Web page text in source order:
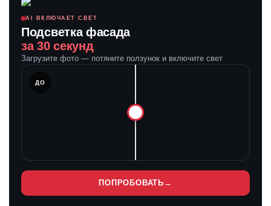
AI ВКЛЮЧАЕТ СВЕТ
Подсветка фасада
за 30 секунд
Загрузите фото — потяните ползунок и включите свет
ДО
ПОПРОБОВАТЬ →